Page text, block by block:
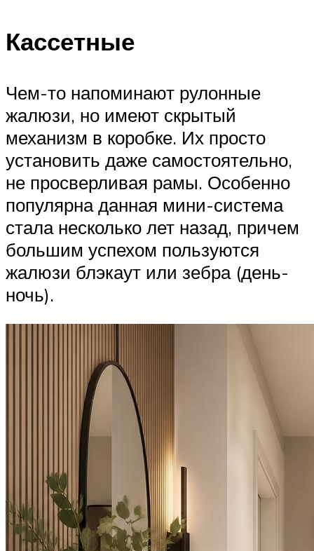
Кассетные
Чем-то напоминают рулонные
жалюзи, но имеют скрытый
механизм в коробке. Их просто
установить даже самостоятельно,
не просверливая рамы. Особенно
популярна данная мини-система
стала несколько лет назад, причем
большим успехом пользуются
жалюзи блэкаут или зебра (день-
ночь).